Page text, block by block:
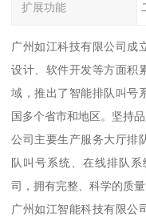
扩展功能
广州如江科技有限公司成
设计、软件开发等方面积
域，推出了智能排队叫号
国多个省市和地区。坚持
公司主要生产服务大厅排
队叫号系统、在线排队
司，拥有完整、科学的质量
广州如江智能科技有限公